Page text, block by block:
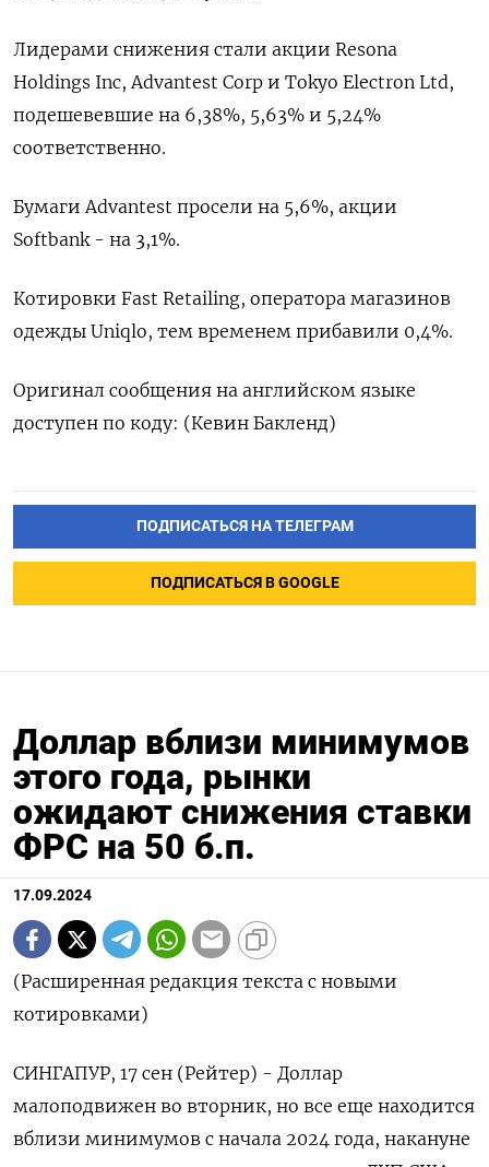
Лидерами снижения стали акции Resona
Holdings Inc, Advantest Corp и Tokyo Electron Ltd,
подешевевшие на 6,38​%, 5,63% и 5,24%
соответственно.
Бумаги Advantest просели на 5,6%, акции
Softbank - на 3,1%.
Котировки Fast Retailing, оператора магазинов
одежды Uniqlo, тем временем прибавили 0,4%.​
Оригинал сообщения на английском языке
доступен по коду: (Кевин Бакленд)
ПОДПИСАТЬСЯ НА ТЕЛЕГРАМ
ПОДПИСАТЬСЯ В GOOGLE
Доллар вблизи минимумов
этого года, рынки
ожидают снижения ставки
ФРС на 50 б.п.
17.09.2024
(Расширенная редакция текста с новыми
котировками)
СИНГАПУР, 17 сен (Рейтер) - Доллар
малоподвижен во вторник, но все еще находится
вблизи минимумов с начала 2024 года, накануне